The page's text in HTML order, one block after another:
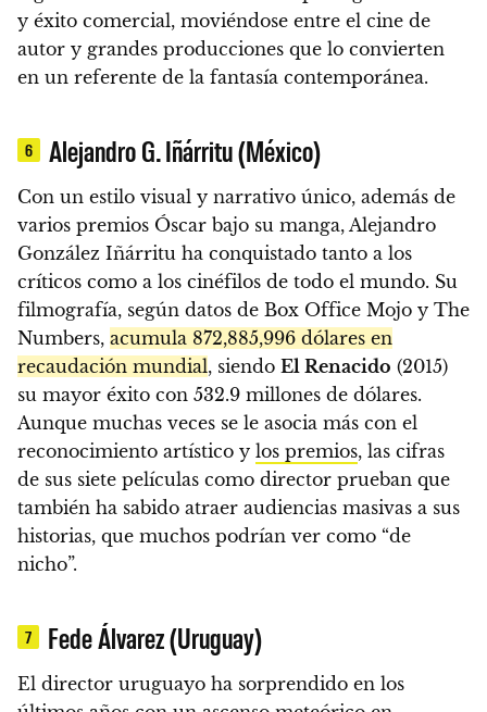
y éxito comercial, moviéndose entre el cine de
autor y grandes producciones que lo convierten
en un referente de la fantasía contemporánea.
6 Alejandro G. Iñárritu (México)
Con un estilo visual y narrativo único, además de
varios premios Óscar bajo su manga, Alejandro
González Iñárritu ha conquistado tanto a los
críticos como a los cinéfilos de todo el mundo. Su
filmografía, según datos de Box Office Mojo y The
Numbers, acumula 872,885,996 dólares en
recaudación mundial, siendo El Renacido (2015)
su mayor éxito con 532.9 millones de dólares.
Aunque muchas veces se le asocia más con el
reconocimiento artístico y los premios, las cifras
de sus siete películas como director prueban que
también ha sabido atraer audiencias masivas a sus
historias, que muchos podrían ver como “de
nicho”.
7 Fede Álvarez (Uruguay)
El director uruguayo ha sorprendido en los